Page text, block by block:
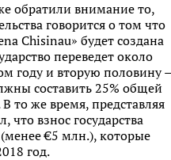
обратили внимание то,
говорится о том что
Chisinau» будет создана
переведет около
году и вторую половину
составить 25% общей
то же время, представляя
что взнос государства
(менее €5 млн.), которые
год.